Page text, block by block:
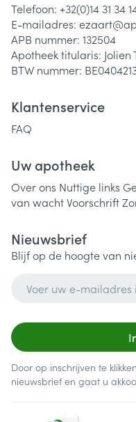
Telefoon: +32(0)14 31 34
E-mailadres: ezaart@
APB nummer: 132504
Apotheek titularis: Jolien
BTW nummer:
Klantenservice
FAQ
Uw apotheek
Over ons Nuttige links
van wachtVoorschrift
Nieuwsbrief
Blijf op de hoogte van
Door op inschrijven te
nieuwsbrief en gaat u